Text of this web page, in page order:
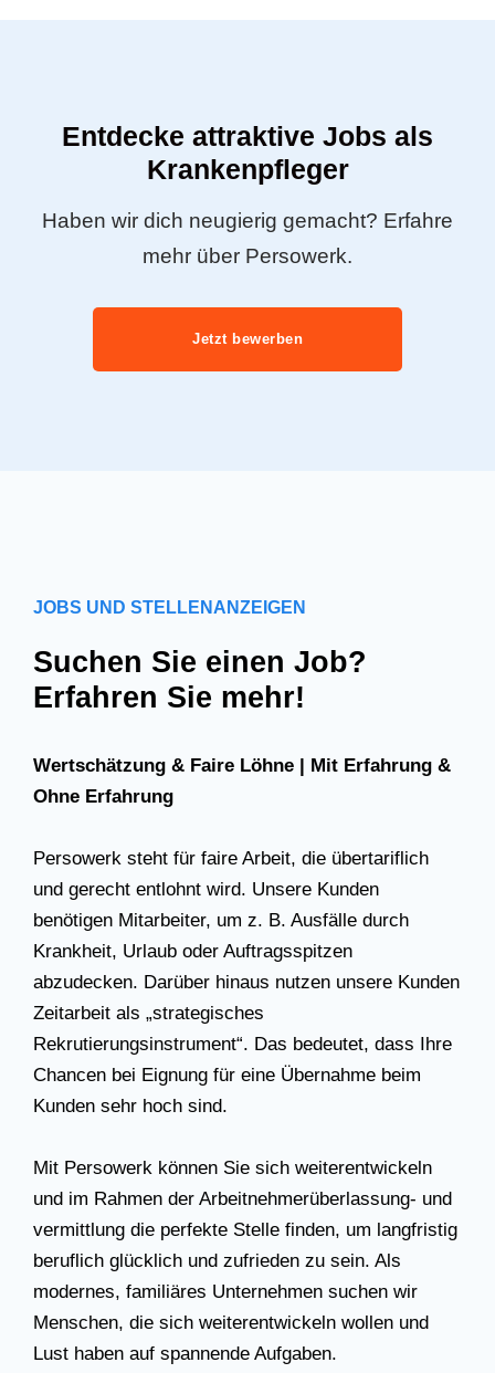
Entdecke attraktive Jobs als
Krankenpfleger
Haben wir dich neugierig gemacht? Erfahre
mehr über Persowerk.
Jetzt bewerben
JOBS UND STELLENANZEIGEN
Suchen Sie einen Job?
Erfahren Sie mehr!
Wertschätzung & Faire Löhne | Mit Erfahrung &
Ohne Erfahrung
Persowerk steht für faire Arbeit, die übertariflich
und gerecht entlohnt wird. Unsere Kunden
benötigen Mitarbeiter, um z. B. Ausfälle durch
Krankheit, Urlaub oder Auftragsspitzen
abzudecken. Darüber hinaus nutzen unsere Kunden
Zeitarbeit als „strategisches
Rekrutierungsinstrument“. Das bedeutet, dass Ihre
Chancen bei Eignung für eine Übernahme beim
Kunden sehr hoch sind.
Mit Persowerk können Sie sich weiterentwickeln
und im Rahmen der Arbeitnehmerüberlassung- und
vermittlung die perfekte Stelle finden, um langfristig
beruflich glücklich und zufrieden zu sein. Als
modernes, familiäres Unternehmen suchen wir
Menschen, die sich weiterentwickeln wollen und
Lust haben auf spannende Aufgaben.